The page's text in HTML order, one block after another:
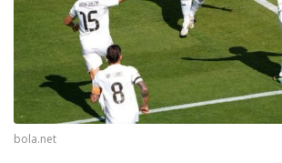
bola.net